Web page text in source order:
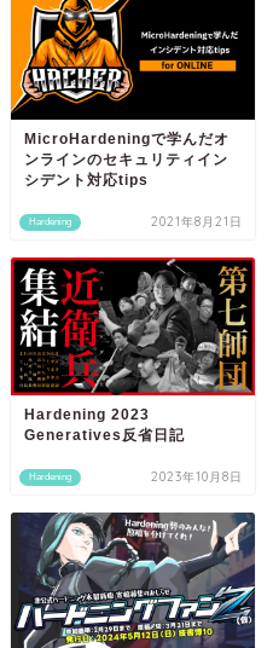
Hardening
MicroHardeningで学んだオ
ンラインのセキュリティイン
シデント対応tips
2021年8月21日
Hardening
Hardening 2023
Generatives反省日記
2023年10月8日